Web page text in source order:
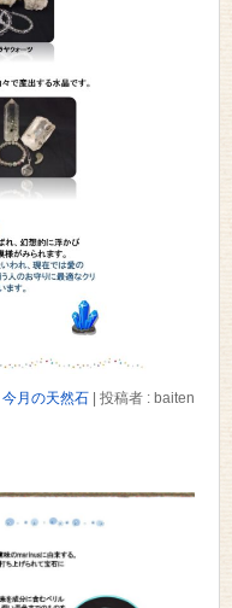
今月の天然石 投稿者 : baiten